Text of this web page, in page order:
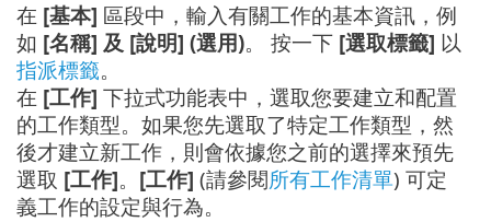
在 [基本] 區段中，輸入有關工作的基本資訊，例
如 [名稱] 及 [說明] (選用)。 按一下 [選取標籤] 以
指派標籤。
在 [工作] 下拉式功能表中，選取您要建立和配置
的工作類型。如果您先選取了特定工作類型，然
後才建立新工作，則會依據您之前的選擇來預先
選取 [工作]。 [工作] (請參閱所有工作清單) 可定
義工作的設定與行為。